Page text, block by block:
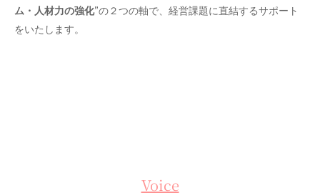
ム・人材力の強化”の２つの軸で、経営課題に直結するサポート
をいたします。
Voice